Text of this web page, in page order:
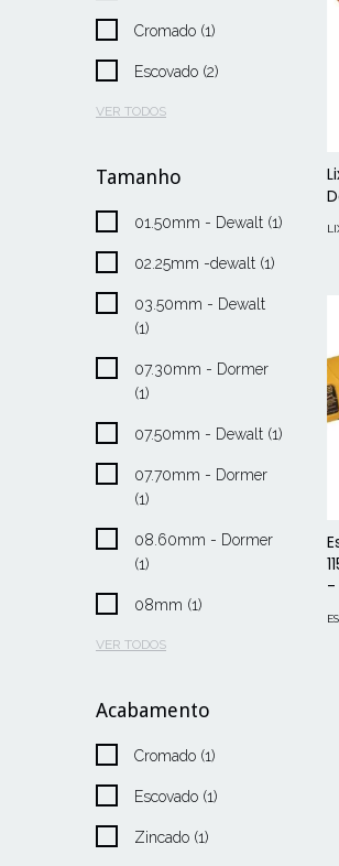
Cromado (1)
Escovado (2)
VER TODOS
Tamanho
01.50mm - Dewalt (1)
02.25mm -dewalt (1)
03.50mm - Dewalt
(1)
07.30mm - Dormer
(1)
07.50mm - Dewalt (1)
07.70mm - Dormer
(1)
08.60mm - Dormer
(1)
08mm (1)
VER TODOS
Acabamento
Cromado (1)
Escovado (1)
Zincado (1)
-